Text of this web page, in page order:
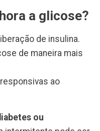
a glicose?
de insulina.
de maneira mais
ao
ou